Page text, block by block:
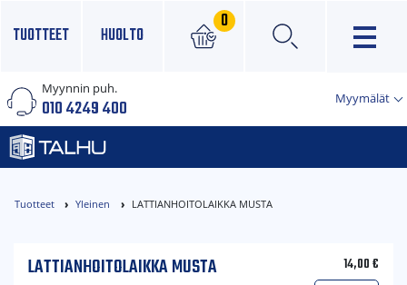
TUOTTEET HUOLTO
0
×
Myynnin puh.
010 4249 400 Myymälät
Tuotteet Yleinen LATTIANHOITOLAIKKA MUSTA
LATTIANHOITOLAIKKA MUSTA 14,00€